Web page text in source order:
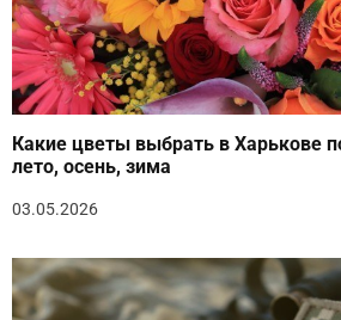
Какие цветы выбрать в Харькове
лето, осень, зима
03.05.2026